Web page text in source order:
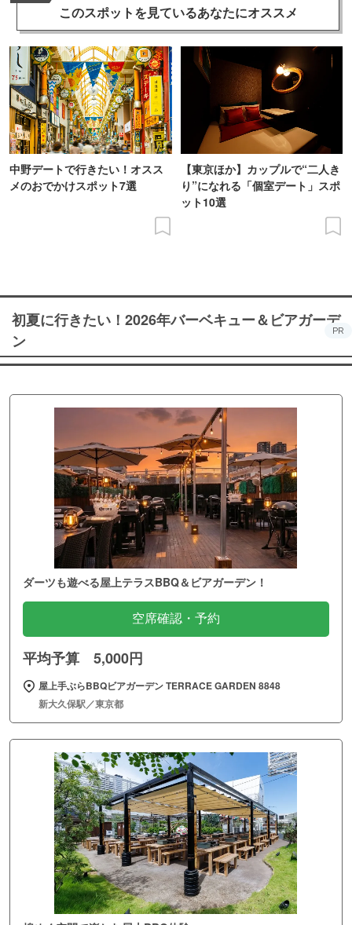
このスポットを見ているあなたにオススメ
中野デートで行きたい！オスス
メのおでかけスポット7選
【東京ほか】カップルで“二人き
り”になれる「個室デート」スポ
ット10選
初夏に行きたい！2026年バーベキュー＆ビアガーデ
ン
PR
ダーツも遊べる屋上テラスBBQ＆ビアガーデン！
空席確認・予約
平均予算 5,000円
屋上手ぶらBBQビアガーデン TERRACE GARDEN 8848
新大久保駅／東京都